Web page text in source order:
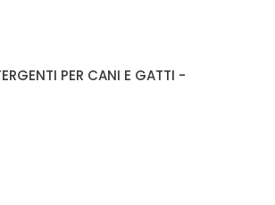
PER CANI E GATTI -